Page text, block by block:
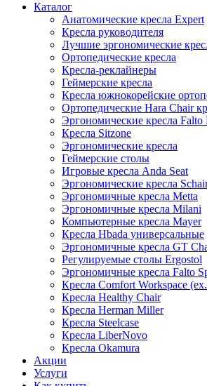
Каталог
Анатомические кресла Expert
Кресла руководителя
Лучшие эргономические
Ортопедические кресла
Кресла-реклайнеры
Геймерские кресла
Кресла южнокорейские
Ортопедические Hara Chair
Эргономические кресла Falto
Кресла Sitzone
Эргономические кресла
Геймерские столы
Игровые кресла Anda Seat
Эргономические кресла
Эргономичные кресла Metta
Эргономичные кресла Milani
Компьютерные кресла Mayer
Кресла Hbada универсальные
Эргономичные кресла GT
Регулируемые столы Ergostol
Эргономичные кресла Falto
Кресла Comfort Workspace
Кресла Healthy Chair
Кресла Herman Miller
Кресла Steelcase
Кресла LiberNovo
Кресла Okamura
Акции
Услуги